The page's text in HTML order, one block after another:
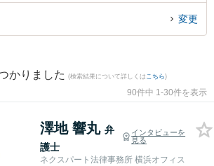
相談できる横浜市内の弁護士に相談予約したい』な
変更
かりました (検索結果について詳しくは こちら)
90件中 1-30件を表示
澤地 響丸 弁
護士
インタビューを
見る
ネクスパート法律事務所 横浜オフィス